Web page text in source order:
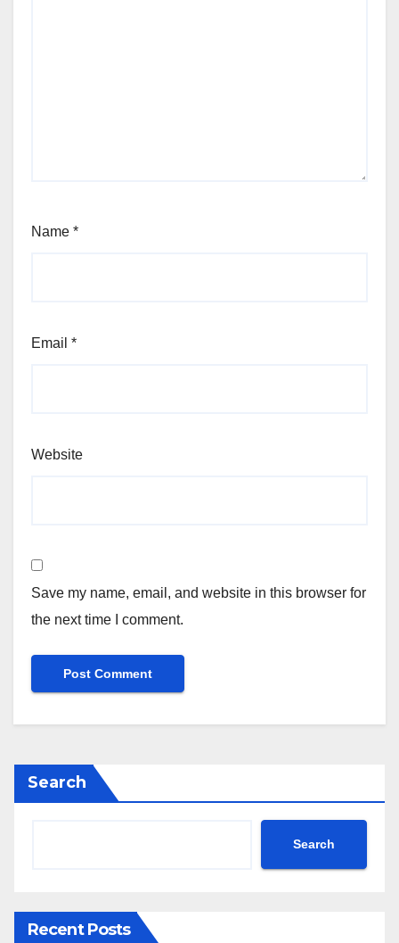
Name *
Email *
Website
Save my name, email, and website in this browser for
the next time I comment.
Search
Search
Recent Posts